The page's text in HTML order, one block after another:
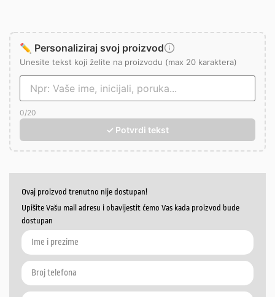
✏️ Personaliziraj svoj proizvod
Unesite tekst koji želite na proizvodu (max 20 karaktera)
0/20
✓ Potvrdi tekst
Ovaj proizvod trenutno nije dostupan!
Upišite Vašu mail adresu i obavijestit ćemo Vas kada proizvod bude
dostupan